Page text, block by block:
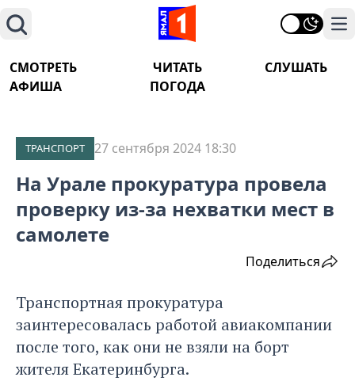
Поиск
СМОТРЕТЬ ЧИТАТЬ
СЛУШАТЬ
АФИША
ПОГОДА
ТРАНСПОРТ 27 сентября 2024 18:30
На Урале прокуратура провела
проверку из-за нехватки мест в
самолете
Поделиться
Транспортная прокуратура
заинтересовалась работой авиакомпании
после того, как они не взяли на борт
жителя Екатеринбурга.